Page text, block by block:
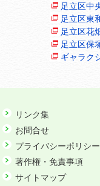
足立区中
足立区東
足立区花
足立区保
ギャラク
リンク集
お問合せ
プライバシーポリシー
著作権・免責事項
サイトマップ